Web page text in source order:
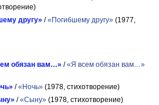
другу» /«Погибшему другу» (1977,
обязан вам…» /«Я всем обязан вам…»
/«Ночь» (1978, стихотворение)
/«Сыну» (1978, стихотворение)